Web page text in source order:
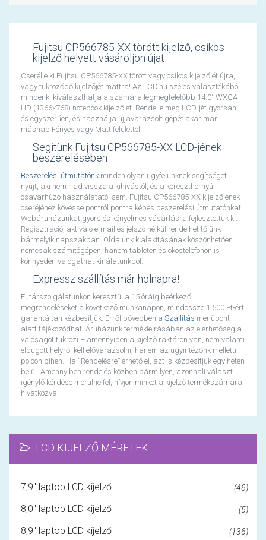
Fujitsu CP566785-XX törött kijelző, csíkos
kijelző helyett vásároljon újat
Cserélje ki Fujitsu CP566785-XX törött vagy csíkos kijelzőjét újra,
vagy tükröződő kijelzőjét mattra! Az LCD.hu széles választékából
mindenki kiválaszthatja a számára legmegfelelőbb 14.0" WXGA
HD (1366x768) notebook kijelzőjét. Rendelje meg LCD-jét gyorsan
és egyszerűen, és használja újjávarázsolt gépét akár már
másnap Fényes vagy Matt felülettel.
Segítünk Fujitsu CP566785-XX LCD-jének
beszerelésében
Beszerelési útmutatónkminden olyan ügyfelünknek segítséget
nyújt, aki nem riad vissza a kihívástól, és a kereszthornyú
csavarhúzó használatától sem. Fujitsu CP566785-XX kijelzőjének
cseréjéhez kövesse pontról pontra képes beszerelési útmutatónkat!
Webáruházunkat gyors és kényelmes vásárlásra fejlesztettük ki.
Regisztráció, aktiváló e-mail és jelszó nélkül rendelhet tőlünk
bármelyik napszakban. Oldalunk kialakításának köszönhetően
nemcsak számítógépen, hanem tableten és okostelefonon is
könnyedén válogathat kínálatunkból.
Expressz szállítás már holnapra!
Futárszolgálatunkon keresztül a 15 óráig beérkező
megrendeléseket a következő munkanapon, mindössze 1.500 Ft-ért
garantáltan kézbesítjük. Erről bővebben a Szállítás menüpont
alatt tájékozódhat. Áruházunk termékleírásában az elérhetőség a
valóságot tükrözi – amennyiben a kijelző raktáron van, nem valami
eldugott helyről kell elővarázsolni, hanem az ügyintézőnk melletti
polcon pihen. Ha “Rendelésre” érhető el, azt is kézbesítjük egy héten
belül. Amennyiben rendelés közben bármilyen, azonnali választ
igénylő kérdése merülne fel, hívjon minket a kijelző termékszámára
hivatkozva.
LCD KIJELZŐ MÉRETEK
7,9" laptop LCD kijelző (46)
8,0" laptop LCD kijelző (5)
8,9" laptop LCD kijelző (136)